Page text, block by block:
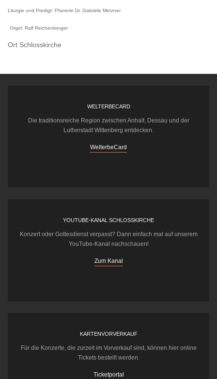
Liturgie und Predigt: Pfarrerin Dr. Gabriele Metzner
Orgel: Ralf Reichenberger
Ort Schlosskirche
WELTERBECARD
Die traditionsreiche Region zwischen Anhalt, Dessau und der
Lutherstadt Wittenberg entdecken.
WelterbeCard
YOUTUBE-KANAL SCHLOSSKIRCHE
Konzert oder Gottesdienst verpasst? Dann einfach mal auf unserem
YouTube-Kanal nachschauen!
Zum Kanal
KARTENVORVERKAUF
Für die Konzerte, die zurzeit im Vorverkauf sind, können hier online
Tickets bestellt werden.
Ticketportal